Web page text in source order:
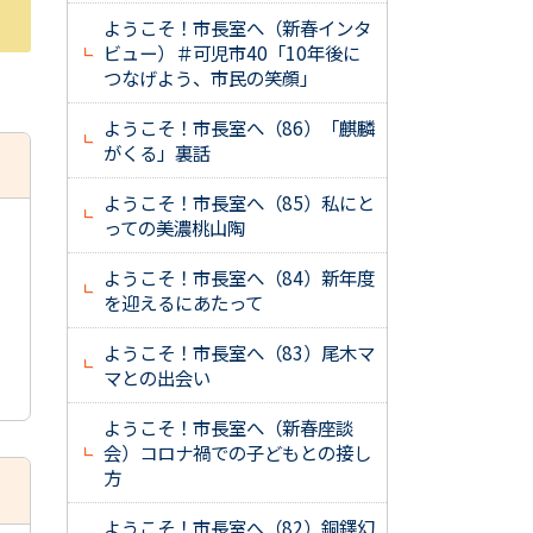
ようこそ！市長室へ（新春インタ
ビュー）＃可児市40「10年後に
つなげよう、市民の笑顔」
ようこそ！市長室へ（86）「麒麟
がくる」裏話
ようこそ！市長室へ（85）私にと
っての美濃桃山陶
ようこそ！市長室へ（84）新年度
を迎えるにあたって
ようこそ！市長室へ（83）尾木マ
マとの出会い
ようこそ！市長室へ（新春座談
会）コロナ禍での子どもとの接し
方
ようこそ！市長室へ（82）銅鐸幻